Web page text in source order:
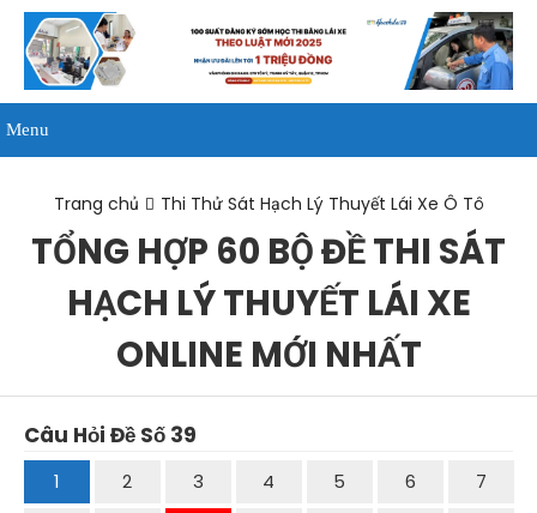
Menu
Trang chủ Thi Thử Sát Hạch Lý Thuyết Lái Xe Ô Tô
TỔNG HỢP 60 BỘ ĐỀ THI SÁT
HẠCH LÝ THUYẾT LÁI XE
ONLINE MỚI NHẤT
Câu Hỏi Đề Số 39
1 2 3 4 5 6
7